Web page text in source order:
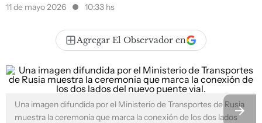
11 de mayo 2026 10:33 hs
Agregar El Observador en
Una imagen difundida por el Ministerio de Transportes de Rusia
muestra la ceremonia que marca la conexión de los dos lados